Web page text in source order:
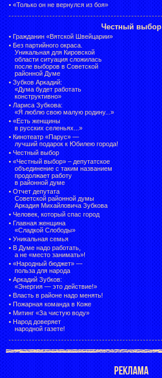
• «Только он не вернулся из боя»
Честный выбор
• Гражданин «Вятской Швейцарии»
• Без партийного окраса.
Уникальная для Кировской
области ситуация сложилась
после выборов в Советской
районной Думе
• Зубков Аркадий:
«Дума будет работать
конструктивно»
• Лариса Зубкова:
«Я люблю свою малую родину...»
• «Есть женщины
в русских селеньях...»
• Кинотеатр «Парус» —
лучший подарок к Юбилею города!
• Честный выбор
• «Честный выбор» – депутатское
объединение с таким названием
продолжает работу
в районной думе
• Отчет депутата
Советской районной думы
Аркадия Михайловича Зубкова
• Человек, который спас город
• Главная женщина
«Сладкой Слободы»
• Уникальная семья
• В Думе надо работать,
а не «место занимать»!
• «Народный бюджет» —
польза для народа
• Аркадий Зубков:
«Энергия — это действие!»
• Власть в районе надо менять!
• Пожарная команда в Коже
• Митинг «За чистую воду»
• Народ доверяет
народной газете!
РЕКЛАМА